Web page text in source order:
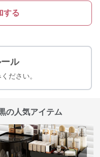
する
ル
ださい。
の人気アイテム